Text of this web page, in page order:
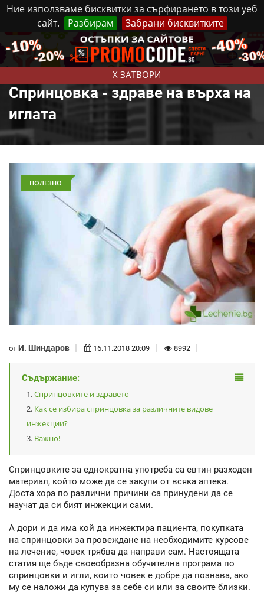
Ние използваме бисквитки за сърфирането в този уеб
сайт.
Разбирам Забрани бисквитките
X ЗАТВОРИ
Петък, 7 Август, 2026 Реклама Контакти
Спринцовка - здраве на върха на
иглата
ПОЛЕЗНО
от И. Шиндаров 16.11.2018 20:09 8992
Съдържание:
Спринцовките и здравето
Как се избира спринцовка за различните видове
инжекции?
Важно!
Спринцовките за еднократна употреба са евтин разходен
материал, който може да се закупи от всяка аптека.
Доста хора по различни причини са принудени да се
научат да си бият инжекции сами.
А дори и да има кой да инжектира пациента, покупката
на спринцовки за провеждане на необходимите курсове
на лечение, човек трябва да направи сам. Настоящата
статия ще бъде своеобразна обучителна програма по
спринцовки и игли, които човек е добре да познава, ако
му се наложи да купува за себе си или за своите близки.